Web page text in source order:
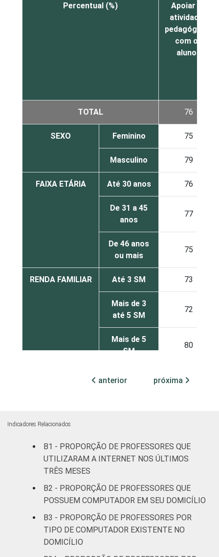
Percentual (%)
Apoiar as
atividades
pedagógicas
com os
alunos
TOTAL 76
SEXO Feminino 75
Masculino 79
FAIXA ETÁRIA Até 30 anos 76
De 31 a 45
anos
77
De 46 anos
ou mais
75
RENDA FAMILIAR Até 3 SM 73
Mais de 3
até 5 SM
72
Mais de 5
SM
80
Até 3 SM 73
SM
REGIÃO
Oeste
72
Nordeste 76
Sudeste 81
anterior próxima
Indicadores Relacionados
B1 - PROPORÇÃO DE PROFESSORES QUE
UTILIZARAM A INTERNET NOS ÚLTIMOS
TRÊS MESES
B2 - PROPORÇÃO DE PROFESSORES QUE
POSSUEM COMPUTADOR EM SEU DOMICÍLIO
B3 - PROPORÇÃO DE PROFESSORES POR
TIPO DE COMPUTADOR EXISTENTE NO
DOMICÍLIO